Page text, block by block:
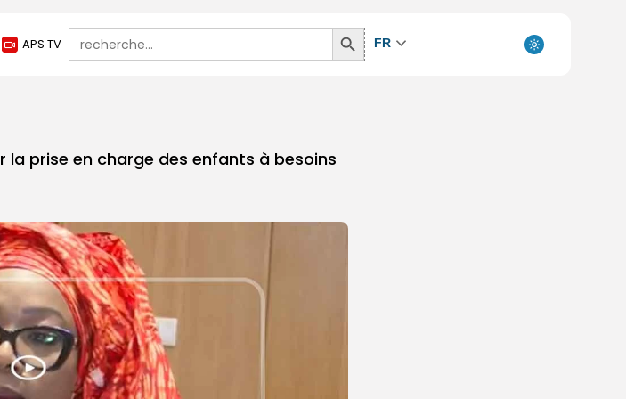
APS TV
Search
for:
Search
Button
FR
la prise en charge des enfants à besoins